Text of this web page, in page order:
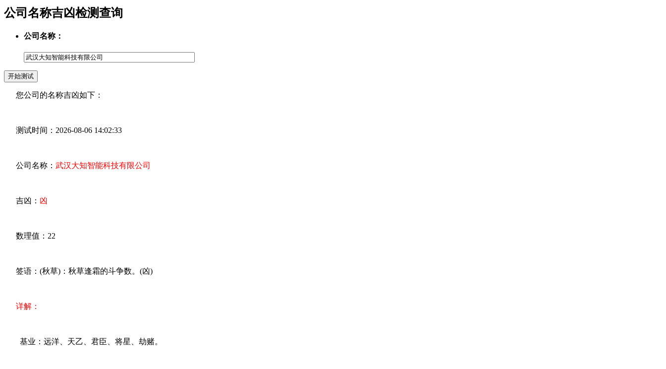
公司名称吉凶检测查询
公司名称：
您公司的名称吉凶如下：
测试时间：2026-08-06 14:02:33
公司名称： 武汉大知智能科技有限公司
吉凶： 凶
数理值：22
签语：(秋草)：秋草逢霜的斗争数。(凶)
详解：
基业：远洋、天乙、君臣、将星、劫赌。